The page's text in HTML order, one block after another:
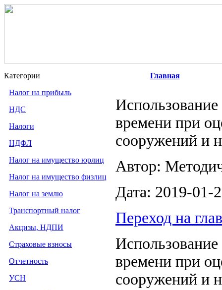
Категории
Налог на прибыль
НДС
Налоги
НДФЛ
Налог на имущество юрлиц
Налог на имущество физлиц
Налог на землю
Транспортный налог
Акцизы, НДПИ
Страховые взносы
Отчетность
УСН
Главная
времени при
сооружений и
Автор:
Дата: 2019-01-
Переход на
времени при
сооружений и